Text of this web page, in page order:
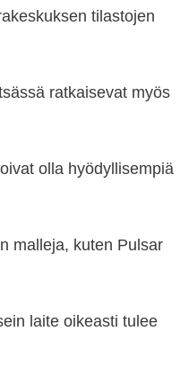
tilastojen
ratkaisevat myös
olla hyödyllisempiä
malleja, kuten Pulsar
laite oikeasti tulee